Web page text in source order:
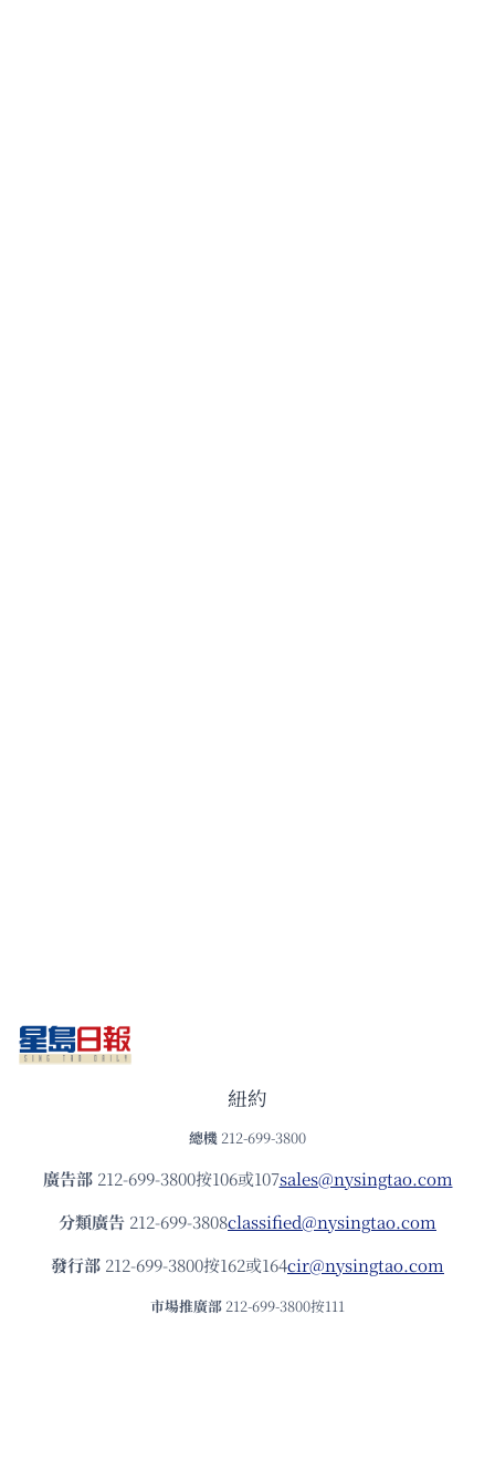
紐約
總機 212-699-3800
廣告部212-699-3800按106或107sales@nysingtao.com
分類廣告 212-699-3808classified@nysingtao.com
發⾏部 212-699-3800按162或164cir@nysingtao.com
市場推廣部 212-699-3800按111